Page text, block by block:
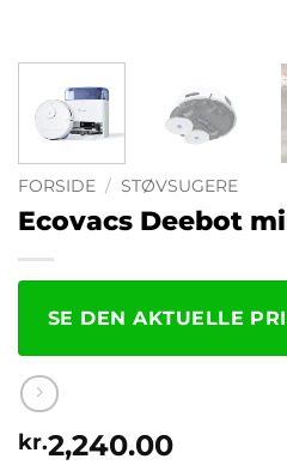
FORSIDE / STØVSUGERE
Ecovacs Deebot
SE DEN AKTUELLE
kr.2,240.00